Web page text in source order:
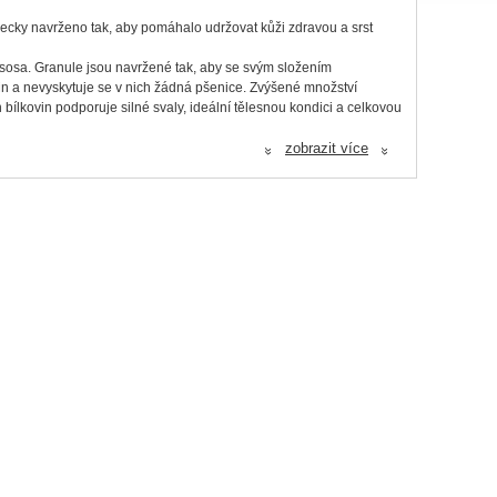
navrženo tak, aby pomáhalo udržovat kůži zdravou a srst
Granule jsou navržené tak, aby se svým složením
a nevyskytuje se v nich žádná pšenice. Zvýšené množství
podporuje silné svaly, ideální tělesnou kondici a celkovou
psy velkých, sportovních plemen (s hmotností nad 25 kg).
« zobrazit více «